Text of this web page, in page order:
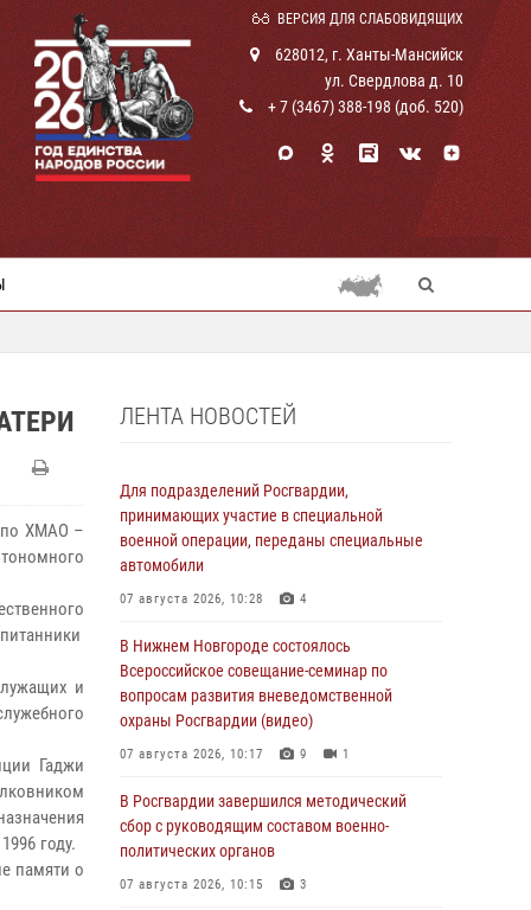
ВЕРСИЯ ДЛЯ СЛАБОВИДЯЩИХ
628012, г. Ханты-Мансийск
ул. Свердлова д. 10
+ 7 (3467) 388-198 (доб. 520)
по ХМАО –
и
Гаджи
году.
памяти о
ЛЕНТА НОВОСТЕЙ
Для подразделений Росгвардии,
принимающих участие в специальной
военной операции, переданы специальные
автомобили
07 августа 2026, 10:28 4
В Нижнем Новгороде состоялось
Всероссийское совещание-семинар по
вопросам развития вневедомственной
охраны Росгвардии (видео)
07 августа 2026, 10:17 9 1
В Росгвардии завершился методический
сбор с руководящим составом военно-
политических органов
07 августа 2026, 10:15 3